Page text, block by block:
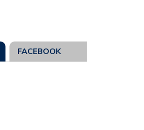
FACEBOOK